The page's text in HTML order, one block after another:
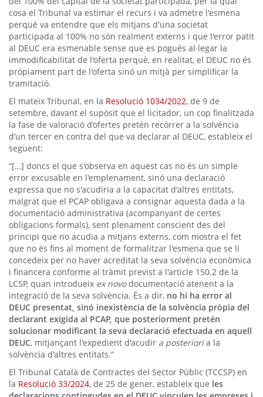
cosa el Tribunal va estimar el recurs i va admetre l'esmena
perquè va entendre que els mitjans d'una societat
participada al 100% no són realment externs i que l'error patit
al DEUC era esmenable sense que es pogués al·legar la
immodificabilitat de l'oferta perquè, en realitat, el DEUC no és
pròpiament part de l'oferta sinó un mitjà per simplificar la
tramitació.
El mateix Tribunal, en la Resolució 1034/2022, de 9 de
setembre, davant el supòsit que el licitador, un cop finalitzada
la fase de valoració d’ofertes pretén recórrer a la solvència
d’un tercer en contra del que va declarar al DEUC, estableix el
següent:
“[…] doncs el que s'observa en aquest cas no és un simple
error excusable en l'emplenament, sinó una declaració
expressa que no s'acudiria a la capacitat d'altres entitats,
malgrat que el PCAP obligava a consignar aquesta dada a la
documentació administrativa (acompanyant de certes
obligacions formals), sent plenament conscient des del
principi que no acudia a mitjans externs, com mostra el fet
que no és fins al moment de formalitzar l'esmena que se li
concedeix per no haver acreditat la seva solvència econòmica
i financera conforme al tràmit previst a l'article 150.2 de la
LCSP, quan introdueix ex novodocumentació atenent a la
integració de la seva solvència. És a dir, no hi ha error al
DEUC presentat, sinó inexistència de la solvència pròpia del
declarant exigida al PCAP, que posteriorment pretén
solucionar modificant la seva declaració efectuada en aquell
DEUC, mitjançant l'expedient d'acudir a posterioria la
solvència d'altres entitats.”
El Tribunal Català de Contractes del Sector Públic (TCCSP) en
la Resolució 33/2024, de 25 de gener, estableix que les